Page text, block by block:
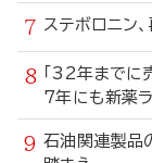
ステボロニン
「32年まで
7年にも新薬ラ
石油関連製